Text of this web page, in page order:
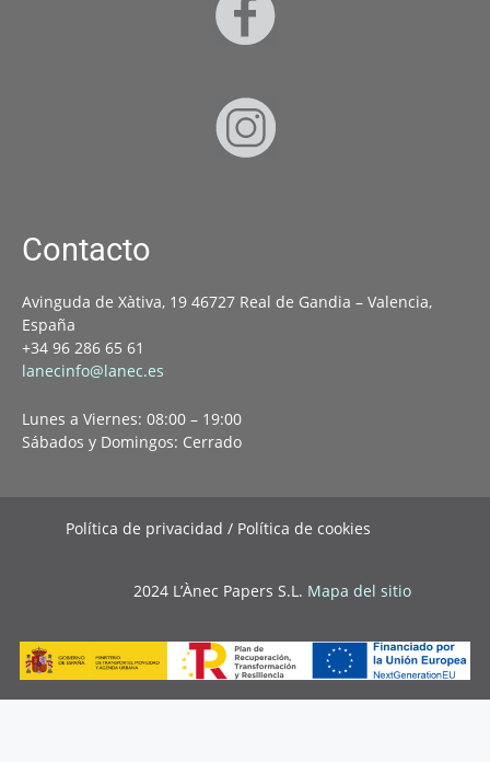
Contacto
Avinguda de Xàtiva, 19 46727 Real de Gandia – Valencia,
España
+34 96 286 65 61
lanecinfo@lanec.es
Lunes a Viernes: 08:00 – 19:00
Sábados y Domingos: Cerrado
Política de privacidad / Política de cookies
2024 L’Ànec Papers S.L. Mapa del sitio